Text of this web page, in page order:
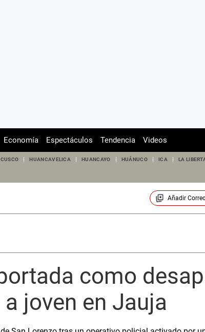
Economía Espectáculos Tendencia Videos
CUSCO HUANCAVELICA HUANCAYO HUÁNUCO ICA LA
Añadir
como
joven en Jauja